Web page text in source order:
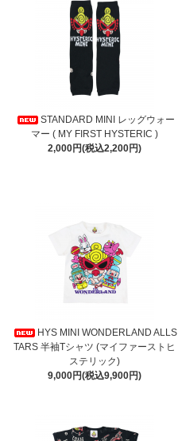
STANDARD MINI レッグウォー
マー ( MY FIRST HYSTERIC )
2,000円(税込2,200円)
HYS MINI WONDERLAND ALLS
TARS 半袖Tシャツ (マイファーストヒ
ステリック)
9,000円(税込9,900円)